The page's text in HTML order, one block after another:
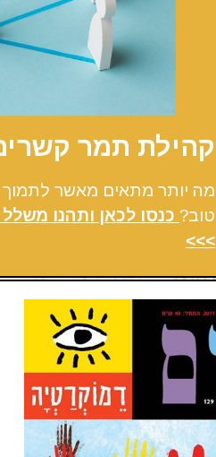
קהילת תמר
מה יותר מתאים מאשר לתמוך
טוב? כנסו לכאן ותהנו
>>>